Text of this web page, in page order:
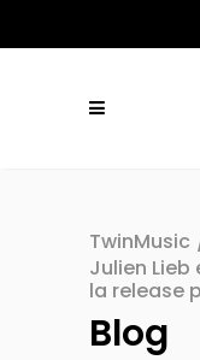
TwinMusic
Julien
la release
Blog